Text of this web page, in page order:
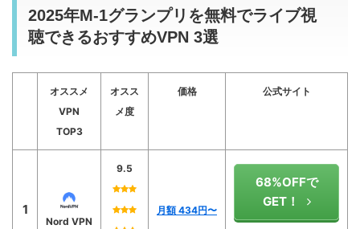
2025年M-1グランプリを無料でライブ視
聴できるおすすめVPN 3選
オススメ
VPN
TOP3
オスス
メ度
価格 公式サイト
1
Nord VPN
9.5
月額 434円〜
68%OFFで
GET！